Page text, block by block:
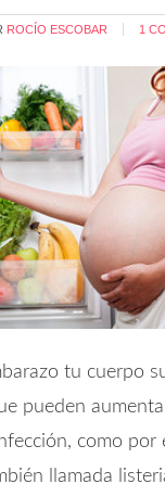
ROCÍO ESCOBAR 1
tu cuerpo
pueden
como por
llamada